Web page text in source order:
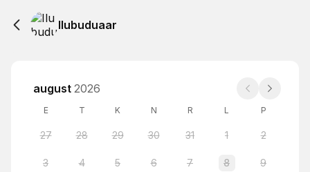
Ilubuduaar
august 2026
E T K N R L P
27 28 29 30 31 1 2
3 4 5 6 7 8 9